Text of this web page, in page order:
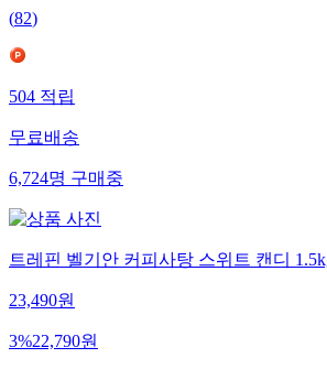
(82)
504적립
무료배송
6,724명구매중
트레핀 벨기안 커피사탕 스위트 캔디
23,490원
3%22,790원